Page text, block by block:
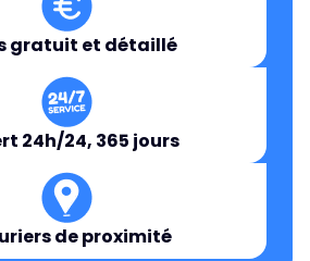
gratuit et détaillé
24h/24, 365 jours
de proximité